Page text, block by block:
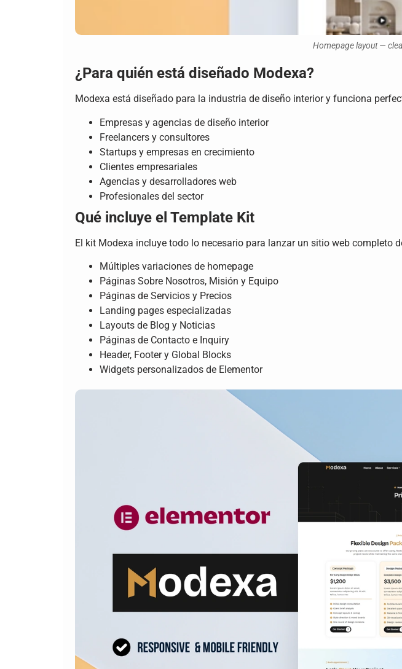
Homepage layout —
¿Para quién está diseñado Modexa?
Modexa está diseñado para la industria de diseño interior y funciona
Empresas y agencias de diseño interior
Freelancers y consultores
Startups y empresas en crecimiento
Clientes empresariales
Agencias y desarrolladores web
Profesionales del sector
Qué incluye el Template Kit
El kit Modexa incluye todo lo necesario para lanzar un sitio web completo
Múltiples variaciones de homepage
Páginas Sobre Nosotros, Misión y Equipo
Páginas de Servicios y Precios
Landing pages especializadas
Layouts de Blog y Noticias
Páginas de Contacto e Inquiry
Header, Footer y Global Blocks
Widgets personalizados de Elementor